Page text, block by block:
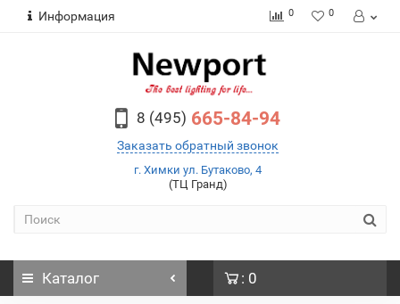
Информация 0 0
8 (495) 665-84-94
Заказать обратный звонок
г. Химки ул. Бутаково, 4
(ТЦ Гранд)
Каталог : 0